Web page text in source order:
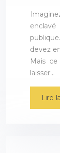
enclavé
devez
Mais
laisser…
Lire